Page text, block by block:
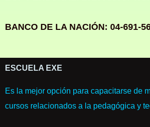
BANCO DE LA NACIÓN: 04-691-
ESCUELA EXE
Es la mejor opción para capacitarse de
cursos relacionados a la pedagógica y